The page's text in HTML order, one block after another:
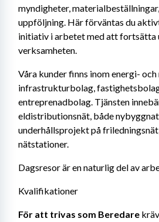
myndigheter,
uppföljning. Här förväntas du
initiativ i arbetet med att fortsätta
verksamheten.
Våra kunder finns inom energi-
infrastrukturbolag,
entreprenadbolag. Tjänsten
eldistributionsnät, både
underhållsprojekt på
nätstationer.
Dagsresor är en naturlig del av
Kvalifikationer
För att trivas som Beredare